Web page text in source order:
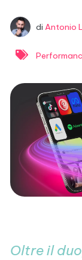
di Antonio
Oltre il